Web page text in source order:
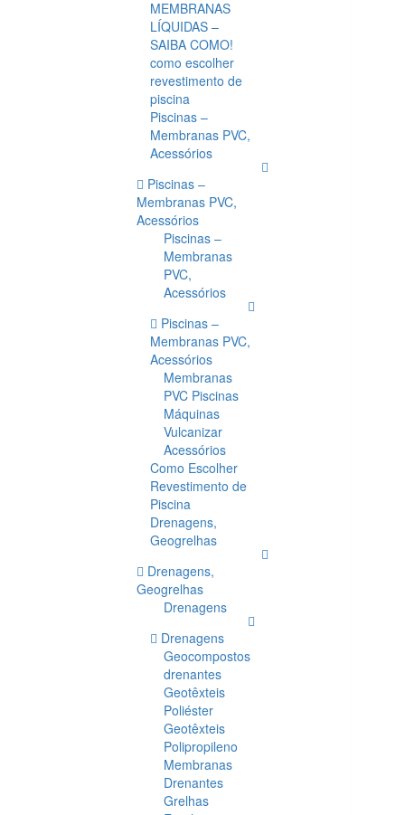
MEMBRANAS
LÍQUIDAS –
SAIBA COMO!
como escolher
revestimento de
piscina
Piscinas –
Membranas PVC,
Acessórios
Piscinas –
Membranas PVC,
Acessórios
Piscinas –
Membranas
PVC,
Acessórios
Piscinas –
Membranas PVC,
Acessórios
Membranas
PVC Piscinas
Máquinas
Vulcanizar
Acessórios
Como Escolher
Revestimento de
Piscina
Drenagens,
Geogrelhas
Drenagens,
Geogrelhas
Drenagens
Drenagens
Geocompostos
drenantes
Geotêxteis
Poliéster
Geotêxteis
Polipropileno
Membranas
Drenantes
Grelhas